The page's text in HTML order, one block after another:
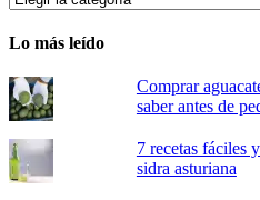
Lo más leído
Comprar
saber antes de
7 recetas fáciles
sidra asturiana